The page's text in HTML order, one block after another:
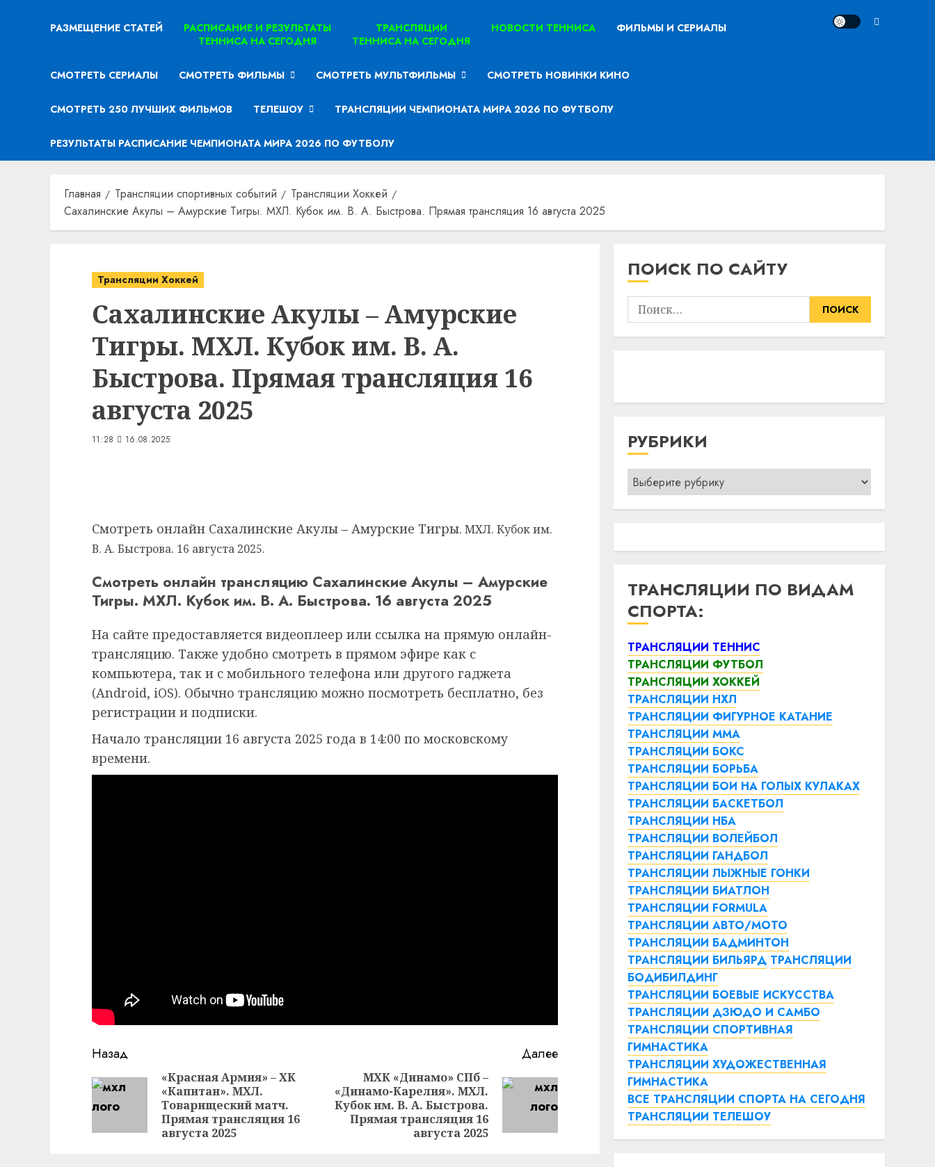
РАЗМЕЩЕНИЕ СТАТЕЙ
РАСПИСАНИЕ И РЕЗУЛЬТАТЫ
ТЕННИСА НА СЕГОДНЯ
ТРАНСЛЯЦИИ
ТЕННИСА НА СЕГОДНЯ
НОВОСТИ ТЕННИСА ФИЛЬМЫ И СЕРИАЛЫ
СМОТРЕТЬ СЕРИАЛЫ СМОТРЕТЬ ФИЛЬМЫ СМОТРЕТЬ МУЛЬТФИЛЬМЫ СМОТРЕТЬ НОВИНКИ КИНО
СМОТРЕТЬ 250 ЛУЧШИХ ФИЛЬМОВ ТЕЛЕШОУ ТРАНСЛЯЦИИ ЧЕМПИОНАТА МИРА 2026 ПО ФУТБОЛУ
РЕЗУЛЬТАТЫ РАСПИСАНИЕ ЧЕМПИОНАТА МИРА 2026 ПО ФУТБОЛУ
Главная Трансляции спортивных событий
Трансляции Хоккей
Сахалинские Акулы – Амурские Тигры. МХЛ. Кубок им. В. А. Быстрова. Прямая трансляция 16 августа 2025
Трансляции Хоккей
Сахалинские Акулы – Амурские
Тигры. МХЛ. Кубок им. В. А.
Быстрова. Прямая трансляция 16
августа 2025
11:28 16.08.2025
Смотреть онлайн Сахалинские Акулы – Амурские Тигры. МХЛ. Кубок им.
В. А. Быстрова. 16 августа 2025.
Смотреть онлайн трансляцию Сахалинские Акулы – Амурские
Тигры. МХЛ. Кубок им. В. А. Быстрова. 16 августа 2025
На сайте предоставляется видеоплеер или ссылка на прямую онлайн-
трансляцию. Также удобно смотреть в прямом эфире как с
компьютера, так и с мобильного телефона или другого гаджета
(Android, iOS). Обычно трансляцию можно посмотреть бесплатно, без
регистрации и подписки.
Начало трансляции 16 августа 2025 года в 14:00 по московскому
времени.
Продолжить
чтение
Назад
Предыдущая
запись:
«Красная Армия» – ХК
«Капитан». МХЛ.
Товарищеский матч.
Прямая трансляция 16
августа 2025
Далее
Следующая
запись:
МХК «Динамо» СПб –
«Динамо-Карелия». МХЛ.
Кубок им. В. А. Быстрова.
Прямая трансляция 16
августа 2025
ПОИСК ПО САЙТУ
Найти:
РУБРИКИ
Рубрики
ТРАНСЛЯЦИИ ПО ВИДАМ
СПОРТА:
ТРАНСЛЯЦИИ ТЕННИС
ТРАНСЛЯЦИИ ФУТБОЛ
ТРАНСЛЯЦИИ ХОККЕЙ
ТРАНСЛЯЦИИ НХЛ
ТРАНСЛЯЦИИ ФИГУРНОЕ КАТАНИЕ
ТРАНСЛЯЦИИ ММА
ТРАНСЛЯЦИИ БОКС
ТРАНСЛЯЦИИ БОРЬБА
ТРАНСЛЯЦИИ БОИ НА ГОЛЫХ КУЛАКАХ
ТРАНСЛЯЦИИ БАСКЕТБОЛ
ТРАНСЛЯЦИИ НБА
ТРАНСЛЯЦИИ ВОЛЕЙБОЛ
ТРАНСЛЯЦИИ ГАНДБОЛ
ТРАНСЛЯЦИИ ЛЫЖНЫЕ ГОНКИ
ТРАНСЛЯЦИИ БИАТЛОН
ТРАНСЛЯЦИИ FORMULA
ТРАНСЛЯЦИИ АВТО/МОТО
ТРАНСЛЯЦИИ БАДМИНТОН
ТРАНСЛЯЦИИ БИЛЬЯРД ТРАНСЛЯЦИИ
БОДИБИЛДИНГ
ТРАНСЛЯЦИИ БОЕВЫЕ ИСКУССТВА
ТРАНСЛЯЦИИ ДЗЮДО И САМБО
ТРАНСЛЯЦИИ СПОРТИВНАЯ
ГИМНАСТИКА
ТРАНСЛЯЦИИ ХУДОЖЕСТВЕННАЯ
ГИМНАСТИКА
ВСЕ ТРАНСЛЯЦИИ СПОРТА НА СЕГОДНЯ
ТРАНСЛЯЦИИ ТЕЛЕШОУ